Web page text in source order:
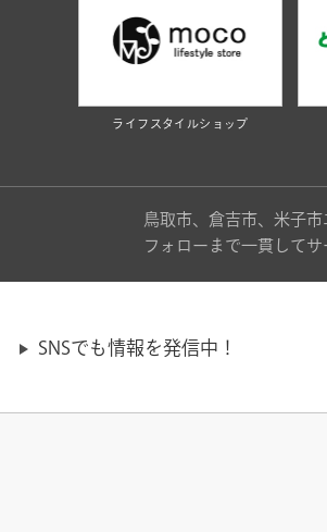
ライフスタイルショップ
鳥取市、倉吉市、米子
フォローまで一貫して
SNSでも情報を発信中！